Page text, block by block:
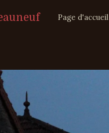
Page d'accueil